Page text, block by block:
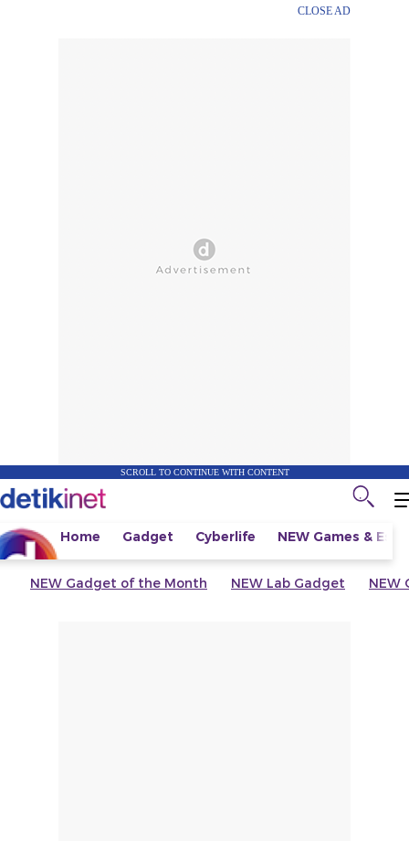
CLOSE AD
SCROLL TO CONTINUE WITH CONTENT
Home Gadget Cyberlife NEW Games &
NEW Gadget of the Month NEW Lab Gadget NEW